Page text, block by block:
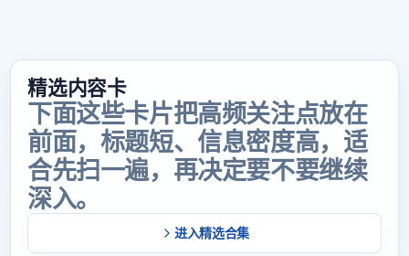
精选内容卡
下面这些卡片把高频关注点放在
前面，标题短、信息密度高，适
合先扫一遍，再决定要不要继续
深入。
进入精选合集